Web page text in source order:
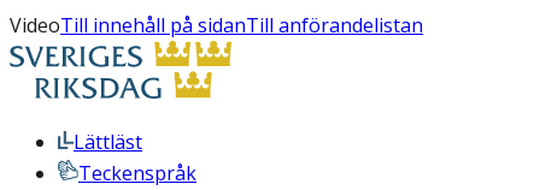
VideoTill innehåll på sidanTill anförandelistan
Lättläst
Teckenspråk